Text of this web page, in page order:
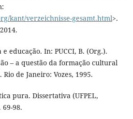
kant/verzeichnisse-gesamt.html>.
educação. In: PUCCI, B. (Org.).
– a questão da formação cultural
de Janeiro: Vozes, 1995.
pura. Dissertativa (UFPEL,
69-98.